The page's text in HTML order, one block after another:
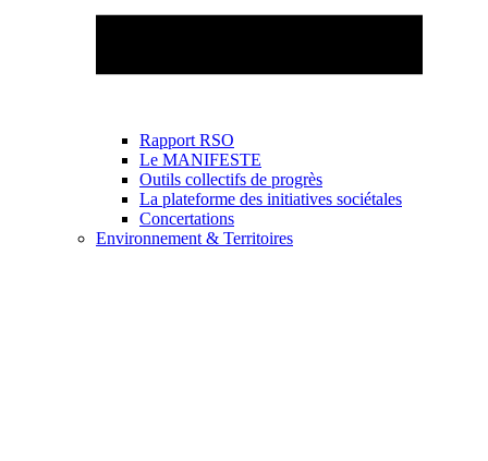
Rapport RSO
Le MANIFESTE
Outils collectifs de progrès
La plateforme des initiatives sociétales
Concertations
Environnement & Territoires